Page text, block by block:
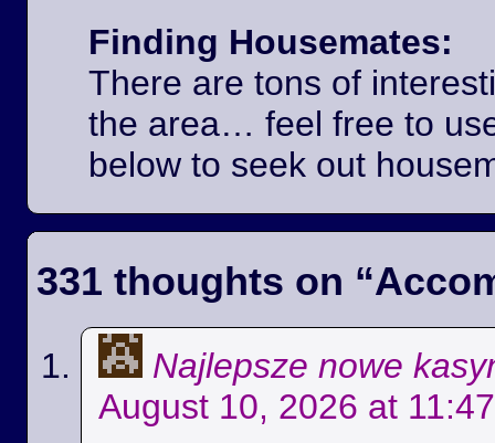
Finding Housemates:
There are tons of
the area… feel free to
below to seek out
331 thoughts on “
Najlepsze nowe
August 10, 2026 at